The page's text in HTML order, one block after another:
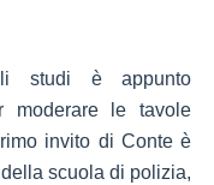
studi è appunto
moderare le tavole
invito di Conte è
scuola di polizia,